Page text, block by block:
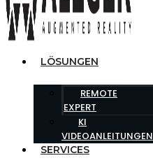
LÖSUNGEN
REMOTE
EXPERT
KI
VIDEOANLEITUNGEN
SERVICES